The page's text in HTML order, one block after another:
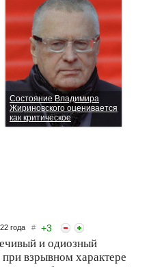
Состояние Владимира
Жириновского оценивается
как критическое
Владимир Жириновский
считает, что он прожил
года # +3
и одиозный
взрывном характере